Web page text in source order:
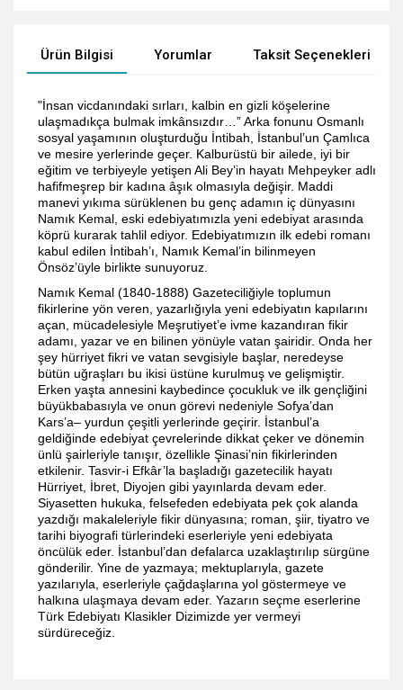
Ürün Bilgisi Yorumlar Taksit Seçenekleri
"İnsan vicdanındaki sırları, kalbin en gizli köşelerine
ulaşmadıkça bulmak imkânsızdır…” Arka fonunu Osmanlı
sosyal yaşamının oluşturduğu İntibah, İstanbul’un Çamlıca
ve mesire yerlerinde geçer. Kalburüstü bir ailede, iyi bir
eğitim ve terbiyeyle yetişen Ali Bey’in hayatı Mehpeyker adlı
hafifmeşrep bir kadına âşık olmasıyla değişir. Maddi
manevi yıkıma sürüklenen bu genç adamın iç dünyasını
Namık Kemal, eski edebiyatımızla yeni edebiyat arasında
köprü kurarak tahlil ediyor. Edebiyatımızın ilk edebi romanı
kabul edilen İntibah’ı, Namık Kemal’in bilinmeyen
Önsöz’üyle birlikte sunuyoruz.
Namık Kemal (1840-1888) Gazeteciliğiyle toplumun
fikirlerine yön veren, yazarlığıyla yeni edebiyatın kapılarını
açan, mücadelesiyle Meşrutiyet’e ivme kazandıran fikir
adamı, yazar ve en bilinen yönüyle vatan şairidir. Onda her
şey hürriyet fikri ve vatan sevgisiyle başlar, neredeyse
bütün uğraşları bu ikisi üstüne kurulmuş ve gelişmiştir.
Erken yaşta annesini kaybedince çocukluk ve ilk gençliğini
büyükbabasıyla ve onun görevi nedeniyle Sofya’dan
Kars’a– yurdun çeşitli yerlerinde geçirir. İstanbul’a
geldiğinde edebiyat çevrelerinde dikkat çeker ve dönemin
ünlü şairleriyle tanışır, özellikle Şinasi’nin fikirlerinden
etkilenir. Tasvir-i Efkâr’la başladığı gazetecilik hayatı
Hürriyet, İbret, Diyojen gibi yayınlarda devam eder.
Siyasetten hukuka, felsefeden edebiyata pek çok alanda
yazdığı makaleleriyle fikir dünyasına; roman, şiir, tiyatro ve
tarihi biyografi türlerindeki eserleriyle yeni edebiyata
öncülük eder. İstanbul’dan defalarca uzaklaştırılıp sürgüne
gönderilir. Yine de yazmaya; mektuplarıyla, gazete
yazılarıyla, eserleriyle çağdaşlarına yol göstermeye ve
halkına ulaşmaya devam eder. Yazarın seçme eserlerine
Türk Edebiyatı Klasikler Dizimizde yer vermeyi
sürdüreceğiz.